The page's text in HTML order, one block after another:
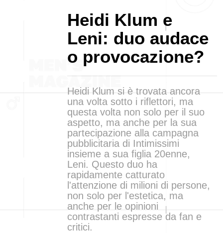
Heidi Klum e
Leni: duo audace
o provocazione?
Heidi Klum si è trovata ancora
una volta sotto i riflettori, ma
questa volta non solo per il suo
aspetto, ma anche per la sua
partecipazione alla campagna
pubblicitaria di Intimissimi
insieme a sua figlia 20enne,
Leni. Questo duo ha
rapidamente catturato
l'attenzione di milioni di persone,
non solo per l'estetica, ma
anche per le opinioni
contrastanti espresse da fan e
critici.